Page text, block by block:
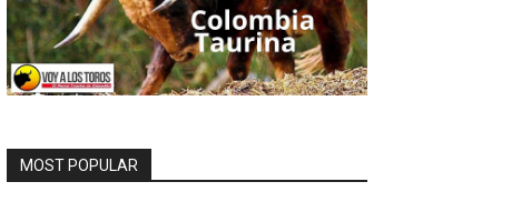
MOST POPULAR